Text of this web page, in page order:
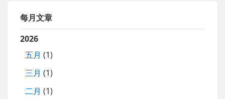
每月文章
2026
五月 (1)
三月 (1)
二月 (1)